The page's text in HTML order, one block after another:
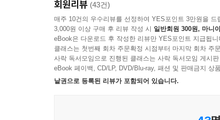
회원리뷰 (43건)
매주 10건의 우수리뷰를 선정하여 YES포인트 3만원을 드
3,000원 이상 구매 후 리뷰 작성 시 일반회원 300원, 마니
eBook은 다운로드 후 작성한 리뷰만 YES포인트 지급됩니
클래스는 첫번째 회차 주문확정 시점부터 마지막 회차 주
사락 독서모임으로 진행된 클래스는 사락 독서모임 게시
eBook 페이백, CD/LP, DVD/Blu-ray, 패션 및 판매금지 상
낱권으로 등록된 리뷰가 포함되어 있습니다.